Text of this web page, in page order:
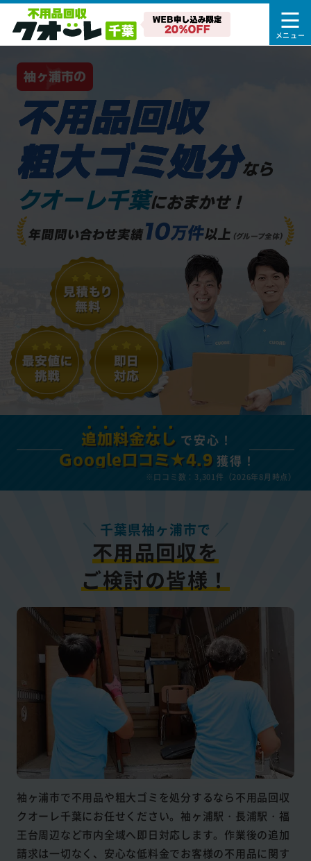
袖ヶ浦市の
不用品回収
粗大ゴミ処分なら
クオーレ千葉におまかせ！
追加料金なし で安心！
Google口コミ★4.9 獲得！
※口コミ数：3,301件（2026年8月時点）
千葉県袖ヶ浦市で
不用品回収を
ご検討の皆様！
袖ヶ浦市で不用品や粗大ゴミを処分するなら不用品回収
クオーレ千葉にお任せください。袖ヶ浦駅・長浦駅・福
王台周辺など市内全域へ即日対応します。作業後の追加
請求は一切なく、安心な低料金でお客様の不用品に関す